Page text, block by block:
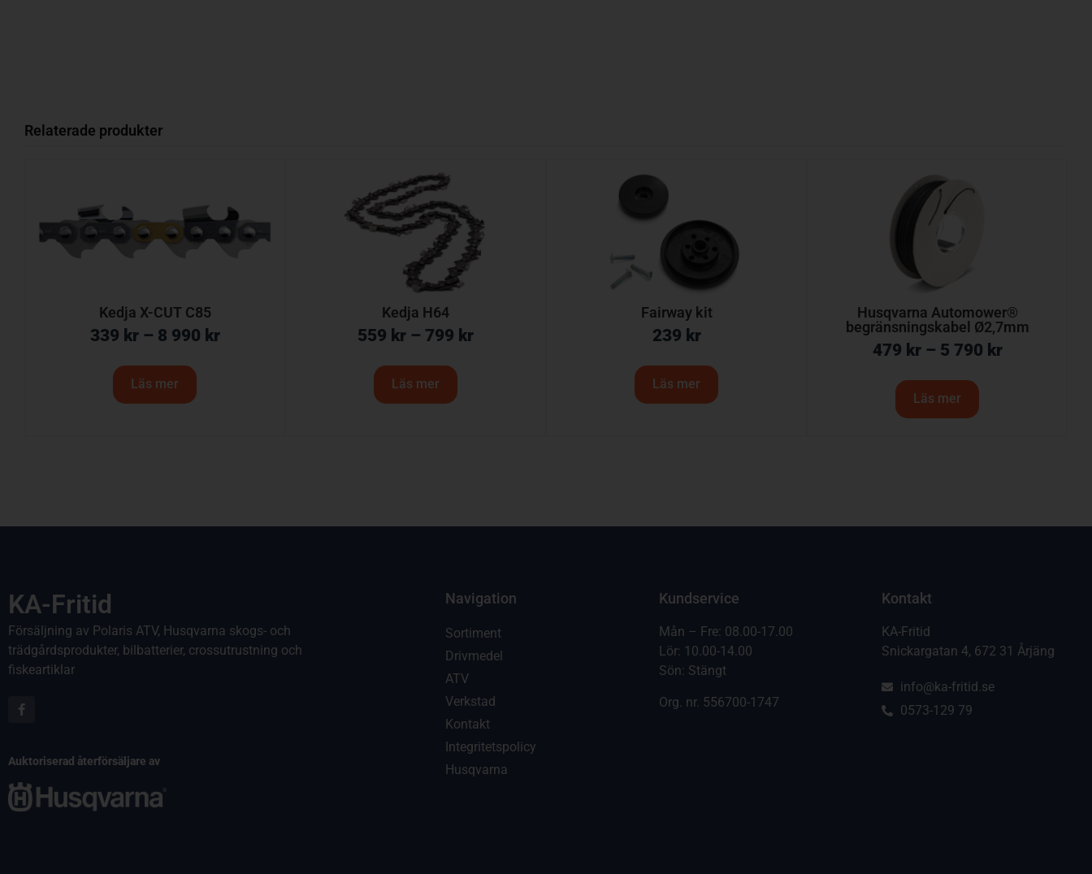
Relaterade produkter
Kedja X-CUT C85
339 kr – 8 990 kr
Läs mer
Kedja H64
559 kr – 799 kr
Läs mer
Fairway kit
239 kr
Läs mer
Husqvarna Automower®
begränsningskabel Ø2,7mm
479 kr – 5 790 kr
Läs mer
KA-Fritid
Försäljning av Polaris ATV, Husqvarna skogs- och
trädgårdsprodukter, bilbatterier, crossutrustning och
fiskeartiklar
Auktoriserad återförsäljare av
Navigation
Sortiment
Drivmedel
ATV
Verkstad
Kontakt
Integritetspolicy
Husqvarna
Kundservice
Mån – Fre: 08.00-17.00
Lör: 10.00-14.00
Sön: Stängt
Org. nr. 556700-1747
Kontakt
KA-Fritid
Snickargatan 4, 672 31 Årjäng
info@ka-fritid.se
0573-129 79